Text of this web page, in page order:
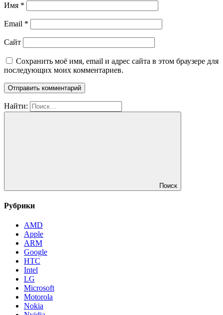
Имя *
Email *
Сайт
Сохранить моё имя, email и адрес сайта в этом браузере для
последующих моих комментариев.
Найти:
Поиск
Рубрики
AMD
Apple
ARM
Google
HTC
Intel
LG
Microsoft
Motorola
Nokia